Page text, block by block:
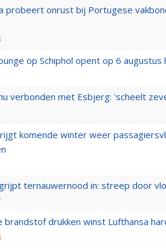
probeert onrust bij Portugese
op Schiphol opent op 6 augustus
verbonden met Esbjerg: 'scheelt
komende winter weer
ternauwernood in: streep door
brandstof drukken winst Lufthansa